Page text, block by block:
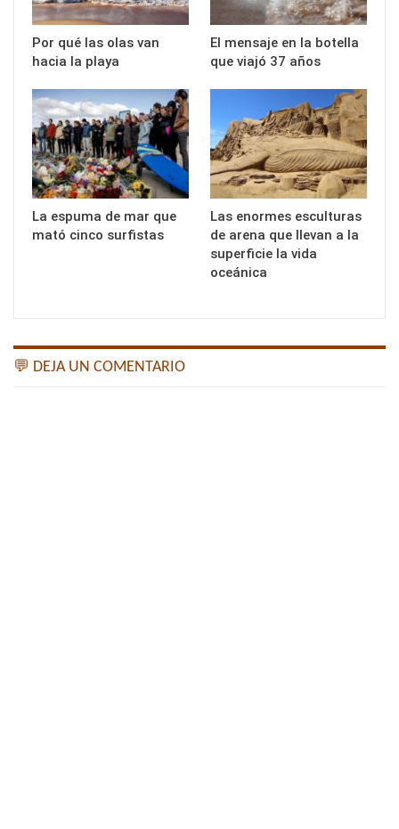
Por qué las olas van
hacia la playa
El mensaje en la botella
que viajó 37 años
La espuma de mar que
mató cinco surfistas
Las enormes esculturas
de arena que llevan a la
superficie la vida
oceánica
💬 DEJA UN COMENTARIO